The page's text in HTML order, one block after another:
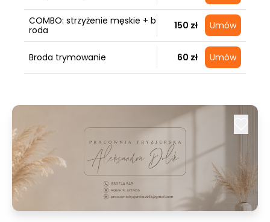
COMBO: strzyżenie męskie + b
roda
150 zł Umów
Broda trymowanie 60 zł Umów